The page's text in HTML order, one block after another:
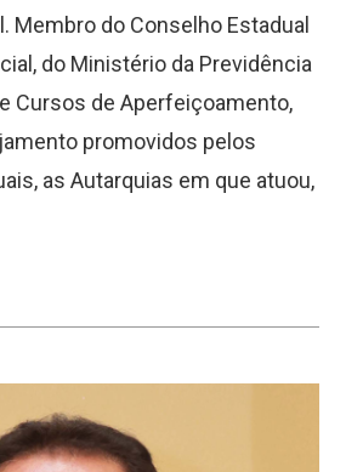
Membro do Conselho Estadual
do Ministério da Previdência
Cursos de Aperfeiçoamento,
promovidos pelos
as Autarquias em que atuou,